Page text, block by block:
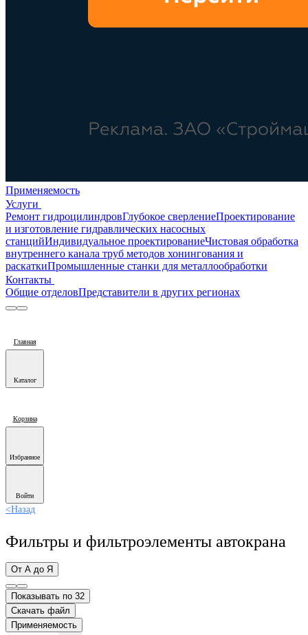
Применяемость
Услуги
Ремонт гидроцилиндровГлубокое сверлениеПроектирование
и изготовление гидравлических насосных
станцийИндивидуальное проектированиеЧистовая обработка
внутреннего канала труб методов хонингования и
раскаткиПромышленные станки для металлообработки
Контакты
Общие отделовПредставители в других регионах
Главная
Каталог
Корзина
Избранное
Войти
<Назад
Фильтры и фильтроэлементы автокрана
От А до Я
Показывать по 32
Скачать файл
Применяемость